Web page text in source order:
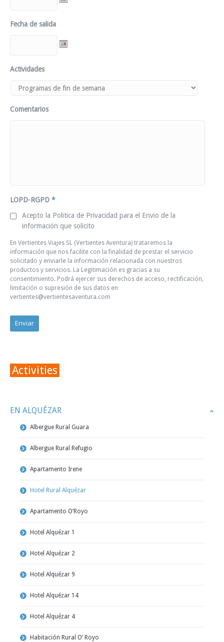
Fecha de salida
Actividades
Comentarios
LOPD-RGPD *
Acepto la Politica de Privacidad para el Envio de la
información que solicito
En Vertientes Viajes SL (Vertientes Aventura) trataremos la
información que nos facilite con la finalidad de prestar el servicio
solicitado y enviarle la información relacionada con nuestros
productos y servicios. La Legitimación es gracias a su
consentimiento. Podrá ejercer sus derechos de acceso, rectificación,
limitación o supresión de sus datos en
vertientes@vertientesaventura.com
Activities
EN ALQUÉZAR
Albergue Rural Guara
Albergue Rural Refugio
Apartamento Irene
Hotel Rural Alquézar
Apartamento O’Royo
Hotel Alquézar 1
Hotel Alquézar 2
Hotel Alquézar 9
Hotel Alquézar 14
Hotel Alquézar 4
Habitación Rural O’ Royo